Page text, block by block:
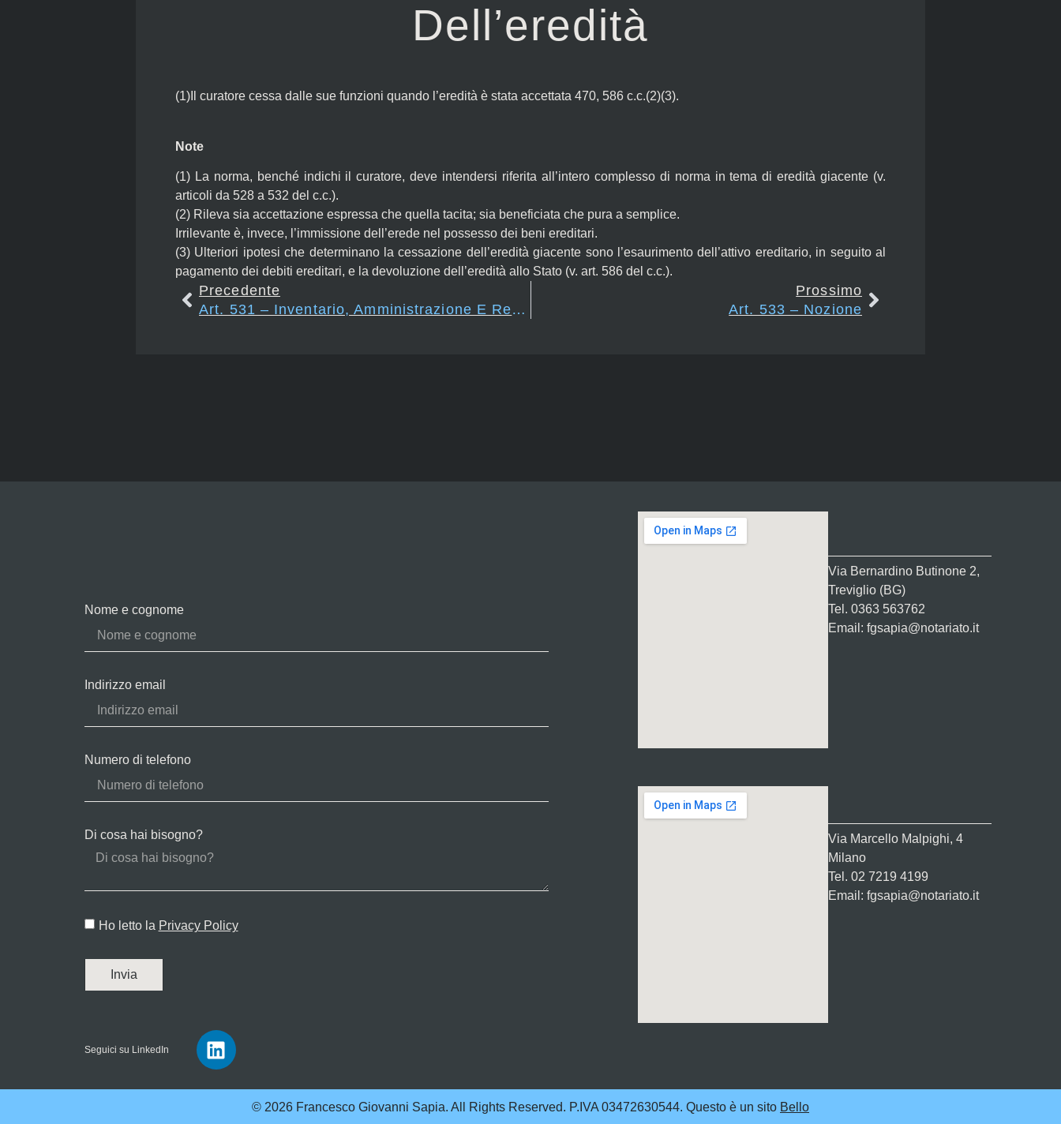
Dell’eredità
(1)Il curatore cessa dalle sue funzioni quando l’eredità è stata accettata 470, 586 c.c.(2)(3).
Note
(1) La norma, benché indichi il curatore, deve intendersi riferita all’intero complesso di norma in tema di eredità giacente (v.
articoli da 528 a 532 del c.c.).
(2) Rileva sia accettazione espressa che quella tacita; sia beneficiata che pura a semplice.
Irrilevante è, invece, l’immissione dell’erede nel possesso dei beni ereditari.
(3) Ulteriori ipotesi che determinano la cessazione dell’eredità giacente sono l’esaurimento dell’attivo ereditario, in seguito al
pagamento dei debiti ereditari, e la devoluzione dell’eredità allo Stato (v. art. 586 del c.c.).
Precedente
Art. 531 – Inventario, Amministrazione E Rendimento Dei Conti
Prossimo
Art. 533 – Nozione
Nome e cognome
Indirizzo email
Numero di telefono
Di cosa hai bisogno?
Ho letto la Privacy Policy
Invia
Seguici su LinkedIn
Via Bernardino Butinone 2,
Treviglio (BG)
Tel. 0363 563762
Email: fgsapia@notariato.it
Via Marcello Malpighi, 4
Milano
Tel. 02 7219 4199
Email: fgsapia@notariato.it
© 2026 Francesco Giovanni Sapia. All Rights Reserved. P.IVA 03472630544. Questo è un sito Bello